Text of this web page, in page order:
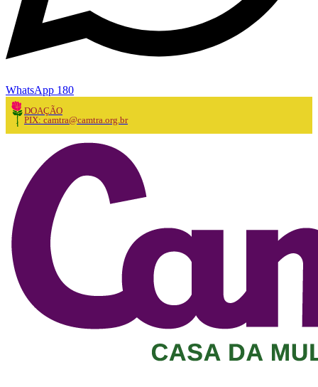
WhatsApp 180
DOAÇÃO
PIX: camtra@camtra.org.br